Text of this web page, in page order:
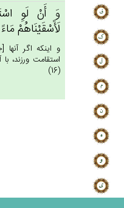
وَ أَنْ لَوِ
لَأََسْقَيْنَاهُمْ‌ مَاءً
و اينكه اگر
استقامت ورزند،
(16)